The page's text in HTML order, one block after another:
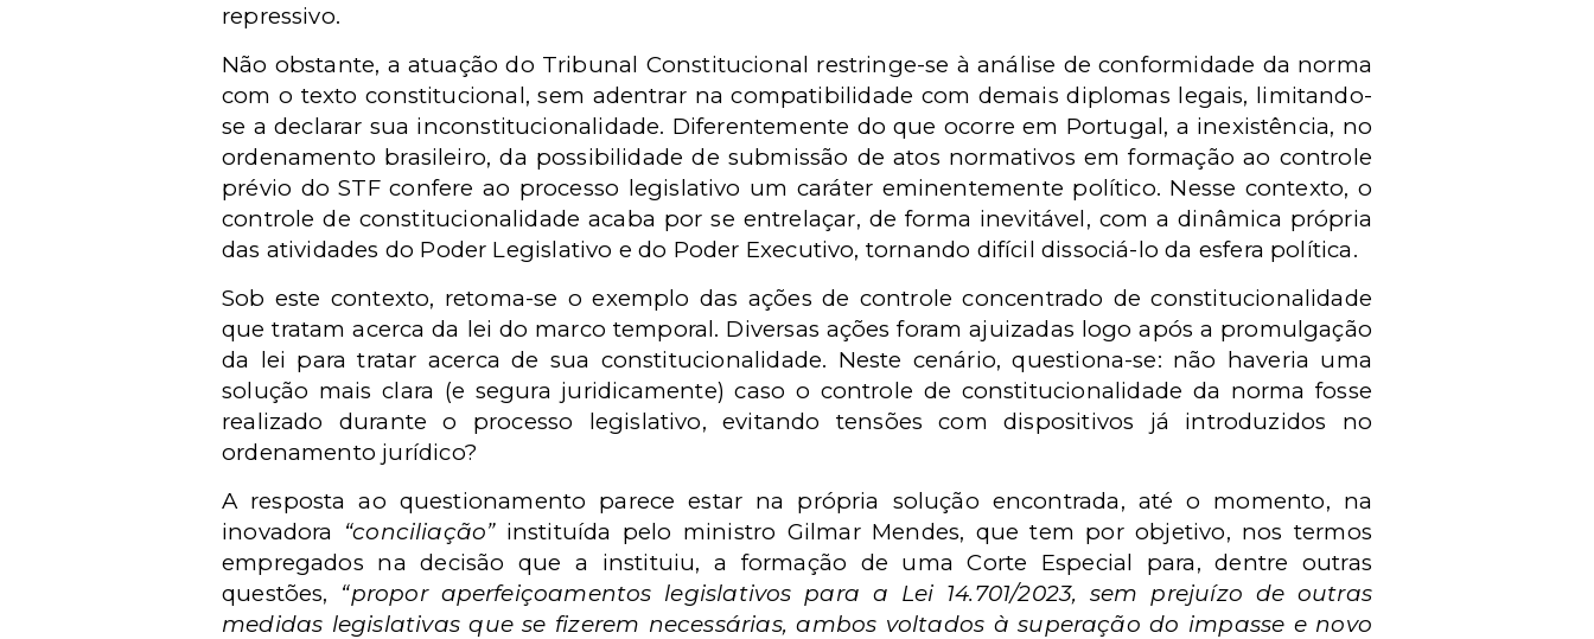
repressivo.
Não obstante, a atuação do Tribunal Constitucional restringe-se à análise de conformidade da norma
com o texto constitucional, sem adentrar na compatibilidade com demais diplomas legais, limitando-
se a declarar sua inconstitucionalidade. Diferentemente do que ocorre em Portugal, a inexistência, no
ordenamento brasileiro, da possibilidade de submissão de atos normativos em formação ao controle
prévio do STF confere ao processo legislativo um caráter eminentemente político. Nesse contexto, o
controle de constitucionalidade acaba por se entrelaçar, de forma inevitável, com a dinâmica própria
das atividades do Poder Legislativo e do Poder Executivo, tornando difícil dissociá-lo da esfera política.
Sob este contexto, retoma-se o exemplo das ações de controle concentrado de constitucionalidade
que tratam acerca da lei do marco temporal. Diversas ações foram ajuizadas logo após a promulgação
da lei para tratar acerca de sua constitucionalidade. Neste cenário, questiona-se: não haveria uma
solução mais clara (e segura juridicamente) caso o controle de constitucionalidade da norma fosse
realizado durante o processo legislativo, evitando tensões com dispositivos já introduzidos no
ordenamento jurídico?
A resposta ao questionamento parece estar na própria solução encontrada, até o momento, na
inovadora “conciliação”instituída pelo ministro Gilmar Mendes, que tem por objetivo, nos termos
empregados na decisão que a instituiu, a formação de uma Corte Especial para, dentre outras
questões, “propor aperfeiçoamentos legislativos para a Lei 14.701/2023, sem prejuízo de outras
medidas legislativas que se fizerem necessárias, ambos voltados à superação do impasse e novo